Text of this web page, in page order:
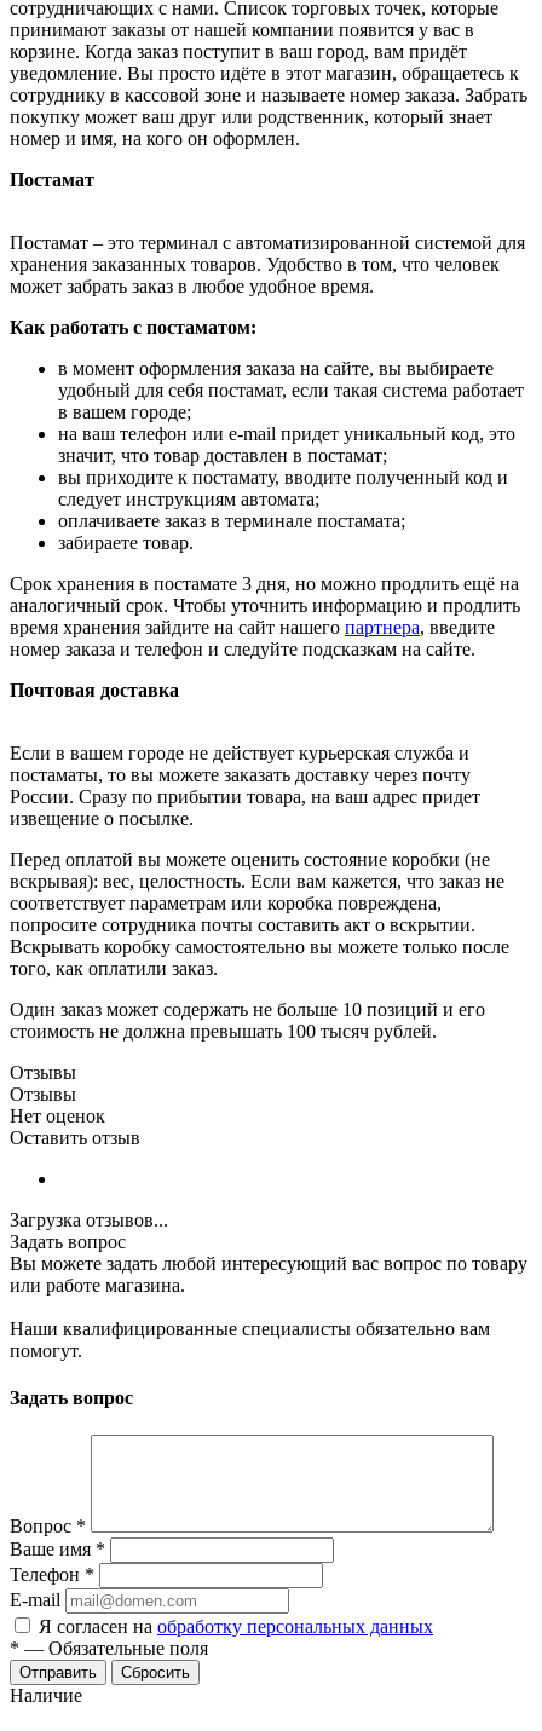
сотрудничающих с нами. Список торговых точек, которые
принимают заказы от нашей компании появится у вас в
корзине. Когда заказ поступит в ваш город, вам придёт
уведомление. Вы просто идёте в этот магазин, обращаетесь к
сотруднику в кассовой зоне и называете номер заказа. Забрать
покупку может ваш друг или родственник, который знает
номер и имя, на кого он оформлен.
Постамат
Постамат – это терминал с автоматизированной системой для
хранения заказанных товаров. Удобство в том, что человек
может забрать заказ в любое удобное время.
Как работать с постаматом:
в момент оформления заказа на сайте, вы выбираете
удобный для себя постамат, если такая система работает
в вашем городе;
на ваш телефон или e-mail придет уникальный код, это
значит, что товар доставлен в постамат;
вы приходите к постамату, вводите полученный код и
следует инструкциям автомата;
оплачиваете заказ в терминале постамата;
забираете товар.
Срок хранения в постамате 3 дня, но можно продлить ещё на
аналогичный срок. Чтобы уточнить информацию и продлить
время хранения зайдите на сайт нашего партнера, введите
номер заказа и телефон и следуйте подсказкам на сайте.
Почтовая доставка
Если в вашем городе не действует курьерская служба и
постаматы, то вы можете заказать доставку через почту
России. Сразу по прибытии товара, на ваш адрес придет
извещение о посылке.
Перед оплатой вы можете оценить состояние коробки (не
вскрывая): вес, целостность. Если вам кажется, что заказ не
соответствует параметрам или коробка повреждена,
попросите сотрудника почты составить акт о вскрытии.
Вскрывать коробку самостоятельно вы можете только после
того, как оплатили заказ.
Один заказ может содержать не больше 10 позиций и его
стоимость не должна превышать 100 тысяч рублей.
Отзывы
Отзывы
Нет оценок
Оставить отзыв
Загрузка отзывов...
Задать вопрос
Вы можете задать любой интересующий вас вопрос по товару
или работе магазина.
Наши квалифицированные специалисты обязательно вам
помогут.
Задать вопрос
Вопрос *
Ваше имя *
Телефон *
E-mail
Я согласен на обработку персональных данных
* — Обязательные поля
Отправить Сбросить
Наличие